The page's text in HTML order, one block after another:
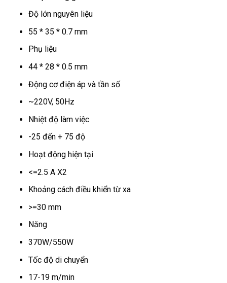
Độ lớn nguyên liệu
55 * 35 * 0.7 mm
Phụ liệu
44 * 28 * 0.5 mm
Động cơ điện áp và tần số
~220V, 50Hz
Nhiệt độ làm việc
-25 đến + 75 độ
Hoạt động hiện tại
<=2.5 A X2
Khoảng cách điều khiển từ xa
>=30 mm
Năng
370W/550W
Tốc độ di chuyển
17-19 m/min